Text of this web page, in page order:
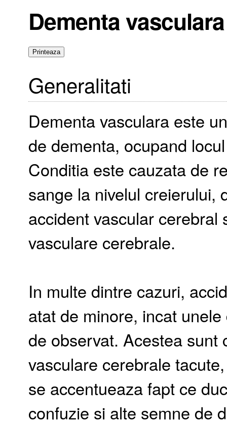
Dementa vasculara
Generalitati
Dementa vasculara este
de dementa, ocupand
Conditia este cauzata de
sange la nivelul creierului,
accident vascular
vasculare cerebrale.
In multe dintre cazuri,
atat de minore, incat
de observat. Acestea sunt
vasculare cerebrale
se accentueaza fapt ce
confuzie si alte semne de